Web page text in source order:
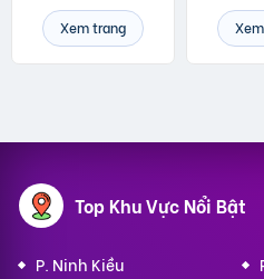
Xem trang
Top Khu Vực Nổi Bật
P. Ninh Kiều